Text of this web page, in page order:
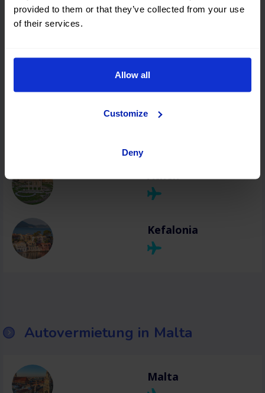
provided to them or that they’ve collected from your use
of their services.
Allow all
Customize
Deny
Chania
Zakynthos
Athen
Kefalonia
Autovermietung in Malta
Malta